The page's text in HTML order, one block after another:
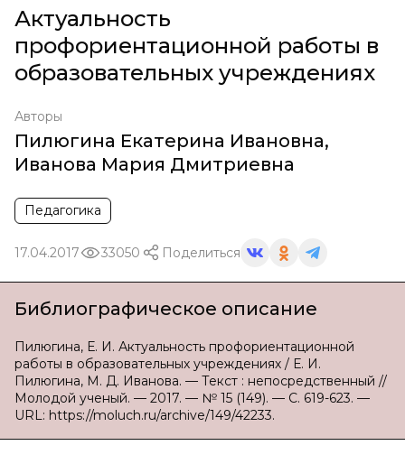
Актуальность
профориентационной работы в
образовательных учреждениях
Авторы
Пилюгина Екатерина Ивановна,
Иванова Мария Дмитриевна
Педагогика
17.04.2017 33050 Поделиться
Библиографическое описание
Пилюгина, Е. И. Актуальность профориентационной
работы в образовательных учреждениях / Е. И.
Пилюгина, М. Д. Иванова. — Текст : непосредственный //
Молодой ученый. — 2017. — № 15 (149). — С. 619-623. —
URL: https://moluch.ru/archive/149/42233.